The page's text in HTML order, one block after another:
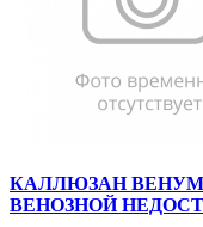
КАЛЛЮЗАН
ВЕНОЗНОЙ